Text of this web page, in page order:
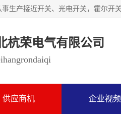
杭荣电气有限公司
供应商机 企业视频